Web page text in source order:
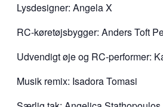
Lysdesigner: Angela X
RC-køretøjsbygger: Anders Toft
Udvendigt øje og RC-performer:
Musik remix: Isadora Tomasi